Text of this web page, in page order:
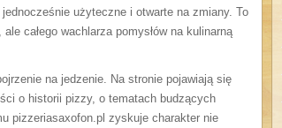
użyteczne i otwarte na zmiany. To
całego wachlarza pomysłów na kulinarną
na jedzenie. Na stronie pojawiają się
o historii pizzy, o tematach budzących
pizzeriasaxofon.pl zyskuje charakter nie